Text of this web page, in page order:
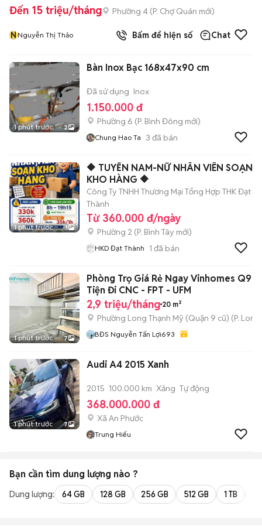
Đến 15 triệu/tháng Phường 4 (P. Chợ Quán mới)
NNguyễn Thị Thảo Bấm để hiện số Chat
1 phút trước 2
Bàn Inox Bạc 168x47x90 cm
Đã sử dụng Inox
1.150.000 đ
Phường 6 (P. Bình Đông mới)
Chung Hao Ta 3 đã bán
1 phút trước 1
🔶 TUYỂN NAM-NỮ NHÂN VIÊN SOẠN
KHO HÀNG 🔶
Công Ty TNHH Thương Mại Tổng Hợp THK Đạt
Thành
Từ 360.000 đ/ngày
Phường 2 (P. Bình Tây mới)
HKD Đạt Thành 1 đã bán
1 phút trước 7
Phòng Trọ Giá Rẻ Ngay Vinhomes Q9
Tiện Đi CNC - FPT - UFM
2,9 triệu/tháng 20 m²
Phường Long Thạnh Mỹ (Quận 9 cũ) (P.
BĐS Nguyễn Tấn Lợi693
1 phút trước 7
Audi A4 2015 Xanh
2015 100.000 km Xăng Tự động
368.000.000 đ
Xã An Phước
Trung Hiếu
Bạn cần tìm dung lượng nào ?
Dung lượng: 64 GB 128 GB 256 GB 512 GB 1 TB